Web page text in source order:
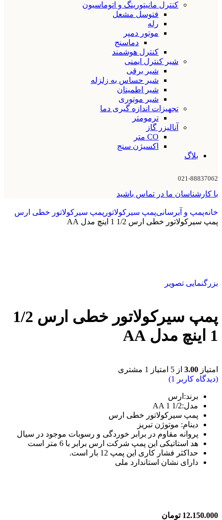
کنترل مانیتورینگ و اتوماسیون
فتوسل مشعل
رله
موتور دمپر
دماسنج
کنترل هوشمند
شیر کنترل ایمنی
شیر برقی
شیر حساس به زلزله
شیر اطمینان
شیر موتوری
تجهیزات اندازه گیری دما
ترمومتر
آنالیزر گاز
CO متر
اکسیژن سنج
بلاگ
021-88837062
با کارشناسان ما در تماس باشید
خانهپمپ و آبرسانیپمپ سیرکولاتور پمپ سیرکولاتور خطی ارس
پمپ سیرکولاتور خطی ارس 1/2 1 اینچ مدل AA
بزرگنمایی تصویر
پمپ سیرکولاتور خطی ارس 1/2
1 اینچ مدل AA
امتیاز 3.00 از 5 امتیاز 1 مشتری
(دیدگاه کاربر
1
)
برند: ارس
مدل:AA 1 1/2
پمپ سیرکولاتور خطی ارس
دینام: موتوژن تبریز
پروانه مقاوم در برابر خوردگی و رسوبات موجود در سیال
هد استاتیکی این پمپ شرکت ارس برابر با 6 متر است
حداکثر فشار کاری این پمپ 12 بار است.
دارای نشان استاندارد ملی
12.150.000 تومان